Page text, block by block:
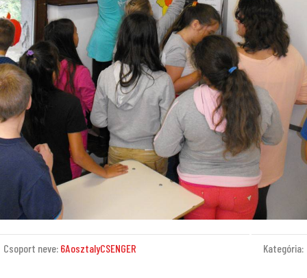
Csoport neve: 6AosztalyCSENGER Kategória: